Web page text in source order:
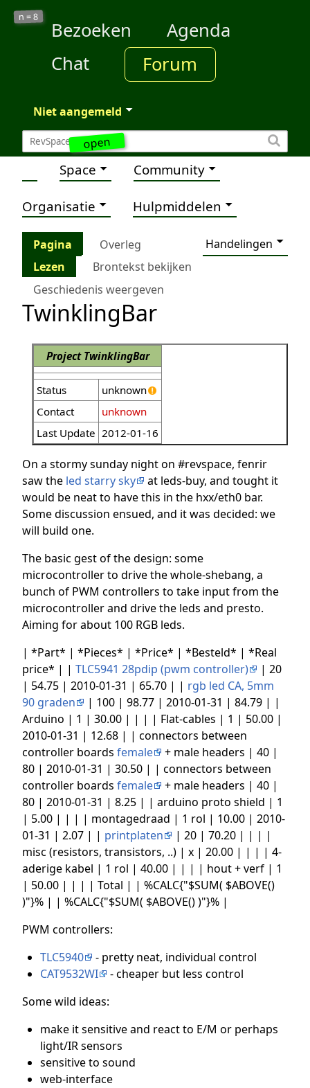
open
n =8
Bezoeken
Agenda
Chat
Forum
Niet aangemeld
Space Community
Organisatie Hulpmiddelen
Pagina Overleg
Handelingen
Lezen
Brontekst bekijken
Geschiedenis weergeven
TwinklingBar
Project TwinklingBar
Status
unknown
Contact
unknown
Last Update 2012-01-16
On a stormy sunday night on #revspace, fenrir
saw the led starry sky
at leds-buy, and tought it
would be neat to have this in the hxx/eth0 bar.
Some discussion ensued, and it was decided: we
will build one.
The basic gest of the design: some
microcontroller to drive the whole-shebang, a
bunch of PWM controllers to take input from the
microcontroller and drive the leds and presto.
Aiming for about 100 RGB leds.
| *Part* | *Pieces* | *Price* | *Besteld* | *Real
price* | | TLC5941 28pdip (pwm controller)
| 20
| 54.75 | 2010-01-31 | 65.70 | | rgb led CA, 5mm
90 graden
| 100 | 98.77 | 2010-01-31 | 84.79 | |
Arduino | 1 | 30.00 | | | | Flat-cables | 1 | 50.00 |
2010-01-31 | 12.68 | | connectors between
controller boards female
+ male headers | 40 |
80 | 2010-01-31 | 30.50 | | connectors between
controller boards female
+ male headers | 40 |
80 | 2010-01-31 | 8.25 | | arduino proto shield | 1
| 5.00 | | | | montagedraad | 1 rol | 10.00 | 2010-
01-31 | 2.07 | | printplaten
| 20 | 70.20 | | | |
misc (resistors, transistors, ..) | x | 20.00 | | | | 4-
aderige kabel | 1 rol | 40.00 | | | | hout + verf | 1
| 50.00 | | | | Total | | %CALC{"$SUM( $ABOVE()
)"}% | | %CALC{"$SUM( $ABOVE() )"}% |
PWM controllers:
TLC5940
- pretty neat, individual control
CAT9532WI
- cheaper but less control
Some wild ideas:
make it sensitive and react to E/M or perhaps
light/IR sensors
sensitive to sound
web-interface